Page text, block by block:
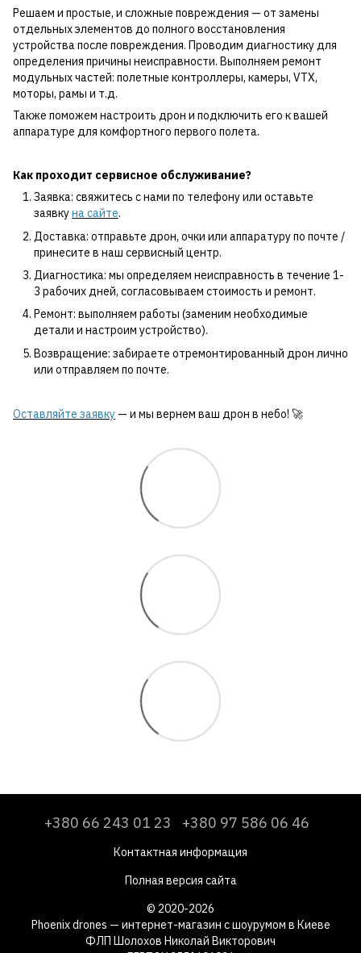
Решаем и простые, и сложные повреждения — от замены
отдельных элементов до полного восстановления
устройства после повреждения. Проводим диагностику для
определения причины неисправности. Выполняем ремонт
модульных частей: полетные контроллеры, камеры, VTX,
моторы, рамы и т.д.
Также поможем настроить дрон и подключить его к вашей
аппаратуре для комфортного первого полета.
Как проходит сервисное обслуживание?
Заявка: свяжитесь с нами по телефону или оставьте
заявкуна сайте.
Доставка: отправьте дрон, очки или аппаратуру по почте /
принесите в наш сервисный центр.
Диагностика: мы определяем неисправность в течение 1-
3 рабочих дней, согласовываем стоимость и ремонт.
Ремонт: выполняем работы (заменим необходимые
детали и настроим устройство).
Возвращение: забираете отремонтированный дрон лично
или отправляем по почте.
Оставляйте заявку — и мы вернем ваш дрон в небо! 🚀
+380 66 243 01 23 +380 97 586 06 46
Контактная информация
Полная версия сайта
© 2020-2026
Phoenix drones — интернет-магазин с шоурумом в Киеве
ФЛП Шолохов Николай Викторович